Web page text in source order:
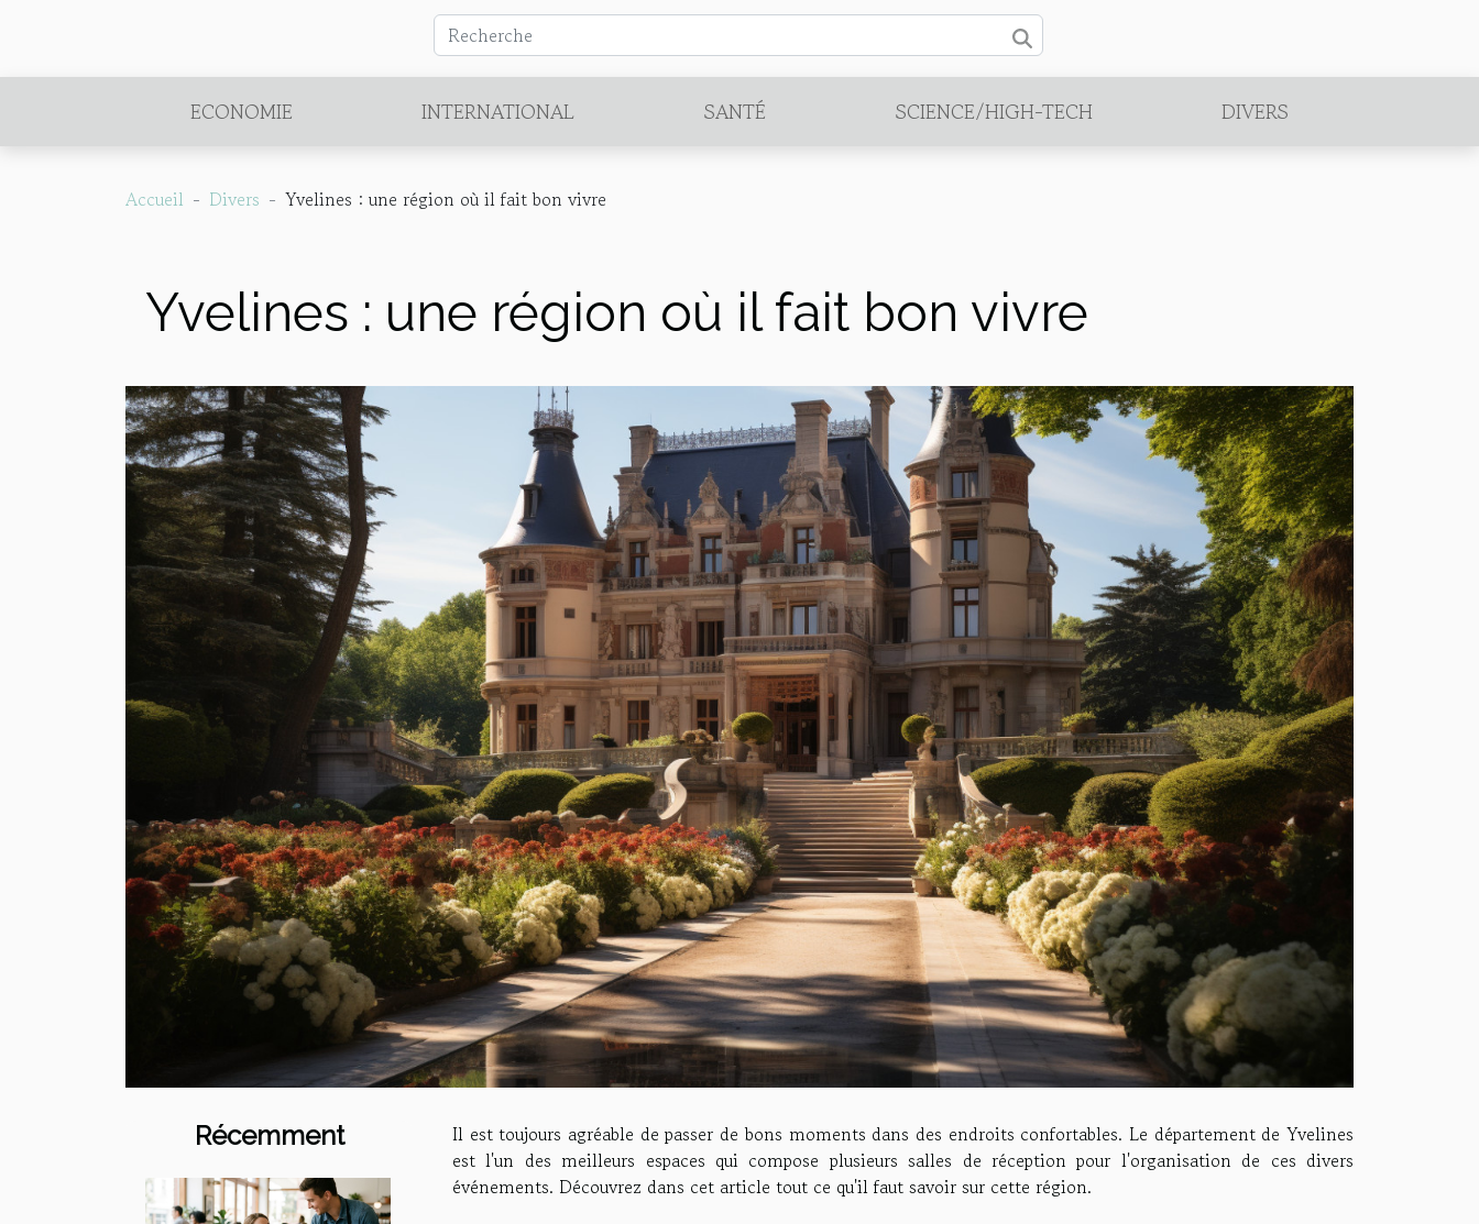
ECONOMIE INTERNATIONAL SANTÉ SCIENCE/HIGH-TECH DIVERS
Accueil Divers Yvelines : une région où il fait bon vivre
Yvelines : une région où il fait bon vivre
Récemment
Il est toujours agréable de passer de bons moments dans des endroits confortables. Le département de Yvelines
est l'un des meilleurs espaces qui compose plusieurs salles de réception pour l'organisation de ces divers
événements. Découvrez dans cet article tout ce qu'il faut savoir sur cette région.